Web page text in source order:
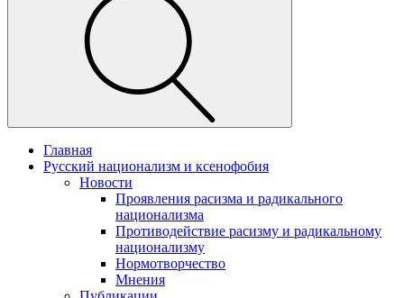
Главная
Русский национализм и ксенофобия
Новости
Проявления расизма и радикального
национализма
Противодействие расизму и радикальному
национализму
Нормотворчество
Мнения